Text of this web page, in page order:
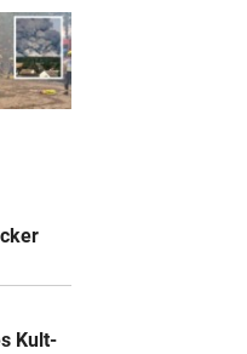
Kult-